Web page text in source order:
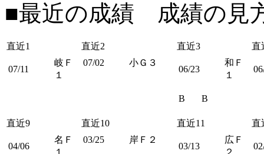
■最近の成績 成績の見
直近1 直近2 直近3 直
07/11
岐Ｆ
１
07/02 小Ｇ３
06/23
和Ｆ
１
B B
直近9 直近10 直近11 直
04/06
名Ｆ
１
03/25 岸Ｆ２
03/13
広Ｆ
２